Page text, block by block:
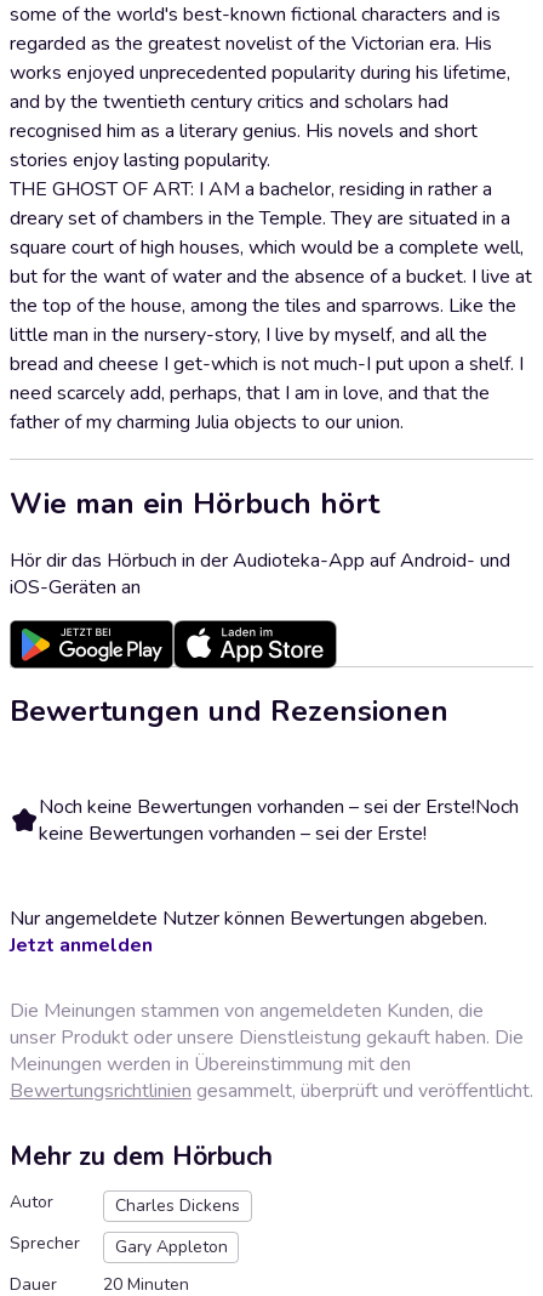
some of the world's best-known fictional characters and is
regarded as the greatest novelist of the Victorian era. His
works enjoyed unprecedented popularity during his lifetime,
and by the twentieth century critics and scholars had
recognised him as a literary genius. His novels and short
stories enjoy lasting popularity.
THE GHOST OF ART: I AM a bachelor, residing in rather a
dreary set of chambers in the Temple. They are situated in a
square court of high houses, which would be a complete well,
but for the want of water and the absence of a bucket. I live at
the top of the house, among the tiles and sparrows. Like the
little man in the nursery-story, I live by myself, and all the
bread and cheese I get-which is not much-I put upon a shelf. I
need scarcely add, perhaps, that I am in love, and that the
father of my charming Julia objects to our union.
Wie man ein Hörbuch hört
Hör dir das Hörbuch in der Audioteka-App auf Android- und
iOS-Geräten an
Bewertungen und Rezensionen
Noch keine Bewertungen vorhanden – sei der Erste!Noch
keine Bewertungen vorhanden – sei der Erste!
Nur angemeldete Nutzer können Bewertungen abgeben.
Jetzt anmelden
Die Meinungen stammen von angemeldeten Kunden, die
unser Produkt oder unsere Dienstleistung gekauft haben. Die
Meinungen werden in Übereinstimmung mit den
Bewertungsrichtlinien gesammelt, überprüft und veröffentlicht.
Mehr zu dem Hörbuch
Autor
Charles Dickens
Sprecher
Gary Appleton
Dauer
20 Minuten